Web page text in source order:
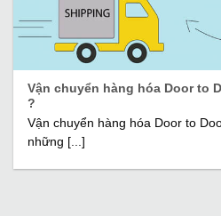
Vận chuyển hàng hóa Door to
?
Vận chuyển hàng hóa Door to
những [...]